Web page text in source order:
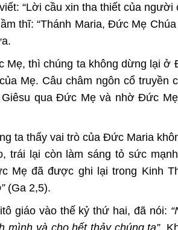
“Lời cầu xin tha thiết của người
thĩ: “Thánh Maria, Đức Mẹ
Mẹ, thì chúng ta không dừng lại ở
Mẹ. Câu châm ngôn cổ truyền
qua Đức Mẹ và nhờ Đức
ta thấy vai trò của Đức Maria
trái lại còn làm sáng tỏ sức
Mẹ đã được ghi lại trong Kinh
(Ga 2,5).
giáo vào thế kỷ thứ hai, đã nói:
mình và cho hết thảy chúng ta”.